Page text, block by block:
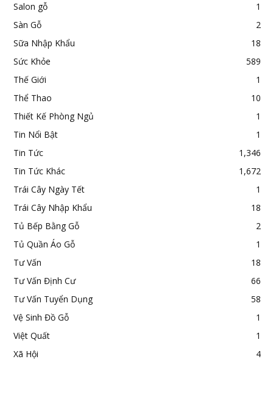
Salon gỗ
1
Sàn Gỗ
2
Sữa Nhập Khẩu
18
Sức Khỏe
589
Thế Giới
1
Thể Thao
10
Thiết Kế Phòng Ngủ
1
Tin Nổi Bật
1
Tin Tức
1,346
Tin Tức Khác
1,672
Trái Cây Ngày Tết
1
Trái Cây Nhập Khẩu
18
Tủ Bếp Bằng Gỗ
2
Tủ Quần Áo Gỗ
1
Tư Vấn
18
Tư Vấn Định Cư
66
Tư Vấn Tuyển Dụng
58
Vệ Sinh Đồ Gỗ
1
Việt Quất
1
Xã Hội
4